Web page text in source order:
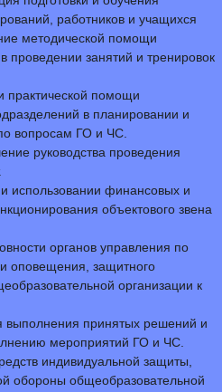
работников и учащихся
методической помощи
проведении занятий и тренировок
практической помощи
в планировании и
вопросам ГО и ЧС.
руководства проведения
использовании финансовых и
объектового звена
органов управления по
оповещения, защитного
организации к
выполнения принятых решений и
мероприятий ГО и ЧС.
индивидуальной защиты,
обороны общеобразовательной